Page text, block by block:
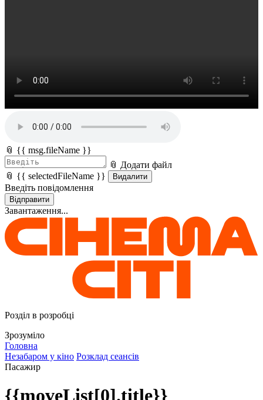
📎 {{ msg.fileName }}
📎 Додати файл
📎 {{ selectedFileName }}
Видалити
Введіть повідомлення
Відправити
Завантаження...
Розділ в розробці
Зрозуміло
Головна
Незабаром у кіно Розклад сеансів
Пасажир
{{moveList[0].title}}